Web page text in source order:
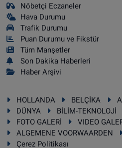
Nöbetçi Eczaneler
Hava Durumu
Trafik Durumu
Puan Durumu ve Fikstür
Tüm Manşetler
Son Dakika Haberleri
Haber Arşivi
HOLLANDA BELÇİKA
DÜNYA
BİLİM-TEKNOLOJİ
FOTO GALERİ
VIDEO
ALGEMENE VOORWAARDEN
Çerez Politikası